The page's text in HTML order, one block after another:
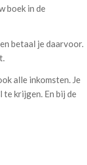
boek in de
betaal je daarvoor.
alle inkomsten. Je
te krijgen. En bij de